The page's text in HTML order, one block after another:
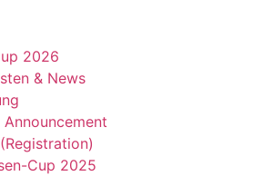
2026
& News
Cup 2025